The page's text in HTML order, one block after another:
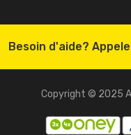
Besoin d'aide?
Copyright © 2025